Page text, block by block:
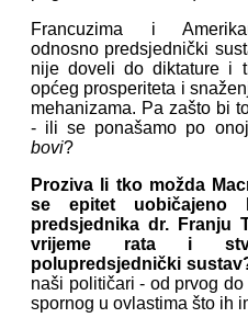
Francuzima i
odnosno predsjednički
nije doveli do diktature i
općeg prosperiteta i
mehanizama. Pa zašto bi
- ili se ponašamo po onoj
bovi?
Proziva li tko možda
se epitet uobičajeno
predsjednika dr. Franju
vrijeme rata i
polupredsjednički
naši političari - od prvog
spornog u ovlastima što ih